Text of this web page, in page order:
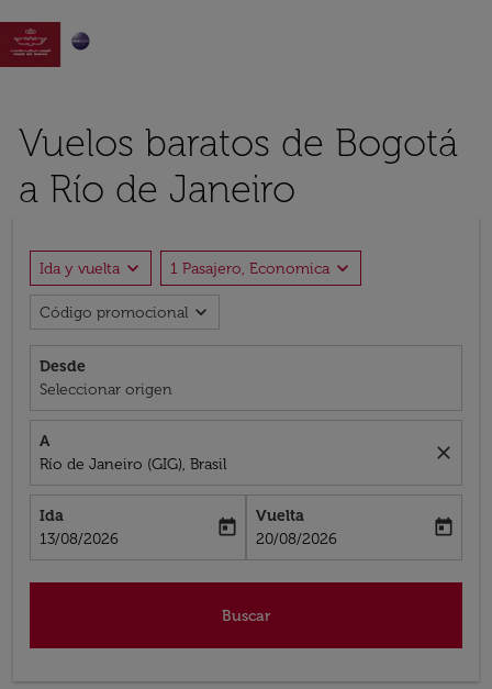

Vuelos baratos de Bogotá
a Río de Janeiro
Ida y vuelta expand_more 1 Pasajero, Economica expand_more
Código promocional expand_more
Desde
Seleccionar origen
A
Río de Janeiro (GIG), Brasil
close
Ida
fc-booking-departure-date-aria-label
13/08/2026
today
Vuelta
fc-booking-return-date-aria-label
20/08/2026
today
Buscar